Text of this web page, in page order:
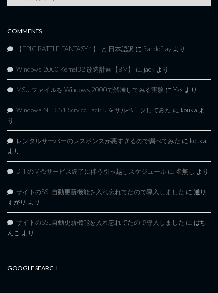
Archives
COMMENTS
【EPIC BATTLE FANTASY 1】 と 日本語訳 に RandoPlay より
Windows 2000 Kernel32 改造計画【BM】 に jack より
MSU ファイルを Windows 2000で解凍してみる実験 に Yas より
Windows NT 3.51 Service Pack 5 をサルベージしてみた に kouka よ
り
レンタルサーバーのレスポンスが悪すぎるので調べてみた に kouka
より
DTI の VPSサービス終了に伴う引っ越しスケジュール に 名無し より
サイトのSSL自動更新機能を入れ忘れてたので導入しました に 通り
すがり より
サイトのSSL自動更新機能を入れ忘れてたので導入しました に ぱち
んこ より
GOOGLE SEARCH